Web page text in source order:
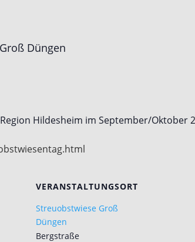
Düngen
Hildesheim im September/Oktober
VERANSTALTUNGSORT
Streuobstwiese Groß
Düngen
Bergstraße